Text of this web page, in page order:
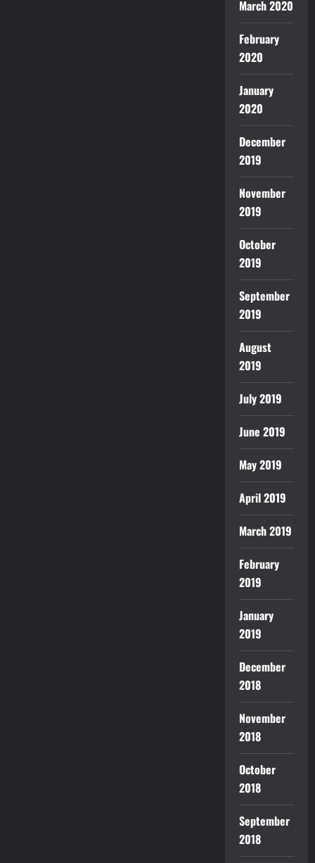
March 2020
February
2020
January
2020
December
2019
November
2019
October
2019
September
2019
August
2019
July 2019
June 2019
May 2019
April 2019
March 2019
February
2019
January
2019
December
2018
November
2018
October
2018
September
2018